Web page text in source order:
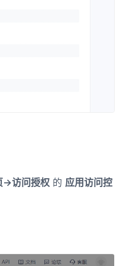
->访问授权 的 应用访问控